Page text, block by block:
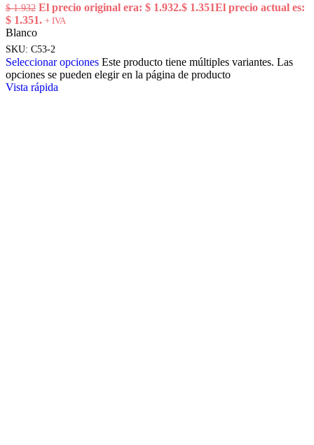
$1.932 El precio original era: $ 1.932.$ 1.351El precio actual es:
$ 1.351. + IVA
Blanco
SKU: C53-2
Seleccionar opciones Este producto tiene múltiples variantes. Las
opciones se pueden elegir en la página de producto
Vista rápida